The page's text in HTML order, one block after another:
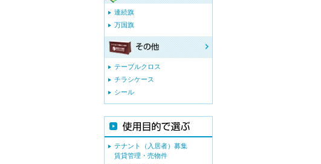
連続旗
万国旗
テーブルクロス
チラシケース
シール
テナント（入居者）募集
賃貸管理・売物件